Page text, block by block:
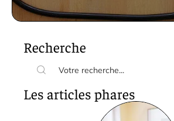
Recherche
Les articles phares